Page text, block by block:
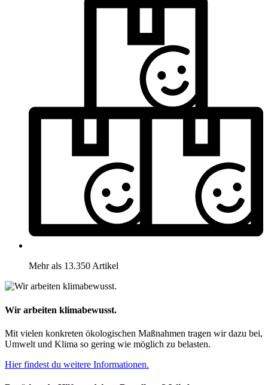
Mehr als 13.350 Artikel
Wir arbeiten klimabewusst.
Mit vielen konkreten ökologischen Maßnahmen tragen wir dazu bei,
Umwelt und Klima so gering wie möglich zu belasten.
Hier findest du weitere Informationen.